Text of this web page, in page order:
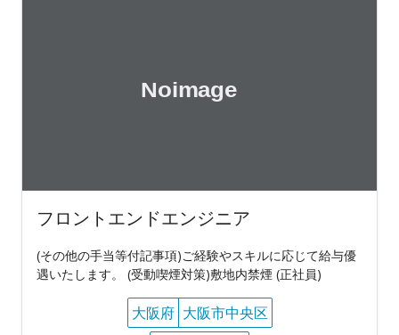
フロントエンドエンジニア
(その他の手当等付記事項)ご経験やスキルに応じて給与優
遇いたします。 (受動喫煙対策)敷地内禁煙 (正社員)
大阪府 大阪市中央区